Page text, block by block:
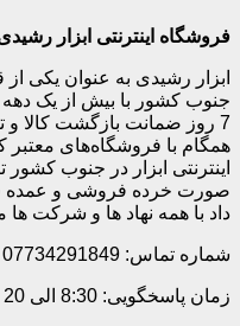
فروشگاه اینترنتی ابزار
ابزار رشیدی به عنوان یکی
جنوب کشور با بیش از یک دهه
7 روز ضمانت بازگشت کالا
همگام با فروشگاه‌های معتبر
اینترنتی ابزار در جنوب
صورت خرده فروشی و عمده
داد با همه نهاد ها و شرکت ها
شماره تماس: 07734291849
زمان پاسخگویی: 8:30 الی 20